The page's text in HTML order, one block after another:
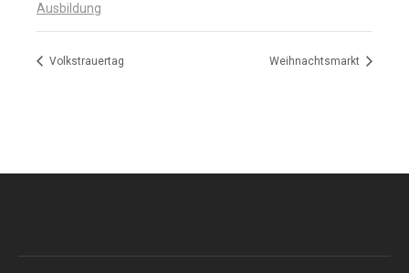
Ausbildung
Volkstrauertag Weihnachtsmarkt